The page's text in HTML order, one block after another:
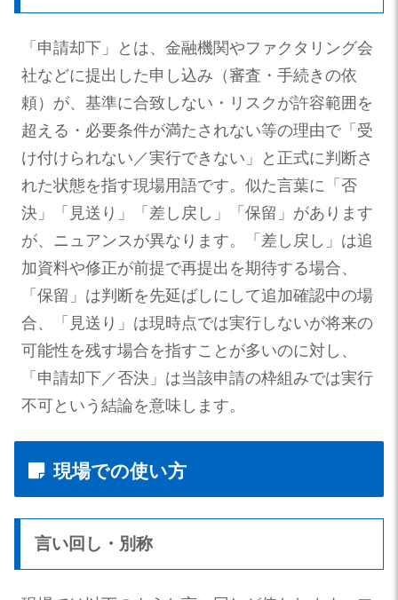
「申請却下」とは、金融機関やファクタリング会
社などに提出した申し込み（審査・手続きの依
頼）が、基準に合致しない・リスクが許容範囲を
超える・必要条件が満たされない等の理由で「受
け付けられない／実行できない」と正式に判断さ
れた状態を指す現場用語です。似た言葉に「否
決」「見送り」「差し戻し」「保留」があります
が、ニュアンスが異なります。「差し戻し」は追
加資料や修正が前提で再提出を期待する場合、
「保留」は判断を先延ばしにして追加確認中の場
合、「見送り」は現時点では実行しないが将来の
可能性を残す場合を指すことが多いのに対し、
「申請却下／否決」は当該申請の枠組みでは実行
不可という結論を意味します。
現場での使い方
言い回し・別称